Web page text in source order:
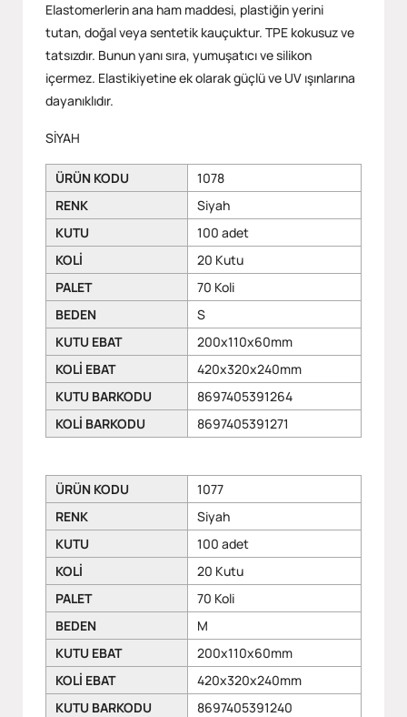
Elastomerlerin ana ham maddesi, plastiğin yerini
tutan, doğal veya sentetik kauçuktur. TPE kokusuz ve
tatsızdır. Bunun yanı sıra, yumuşatıcı ve silikon
içermez. Elastikiyetine ek olarak güçlü ve UV ışınlarına
dayanıklıdır.
SİYAH
ÜRÜN KODU
1078
RENK
Siyah
KUTU
100 adet
KOLİ
20 Kutu
PALET
70 Koli
BEDEN
S
KUTU EBAT
200x110x60mm
KOLİ EBAT
420x320x240mm
KUTU BARKODU
8697405391264
KOLİ BARKODU
8697405391271
ÜRÜN KODU
1077
RENK
Siyah
KUTU
100 adet
KOLİ
20 Kutu
PALET
70 Koli
BEDEN
M
KUTU EBAT
200x110x60mm
KOLİ EBAT
420x320x240mm
KUTU BARKODU
8697405391240